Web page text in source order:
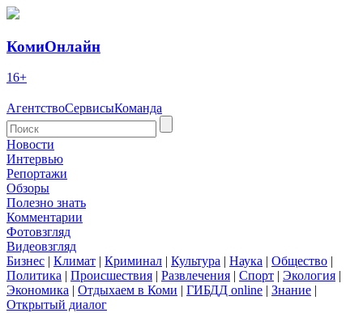
КомиОнлайн
16+
АгентствоСервисыКоманда
Новости
Интервью
Репортажи
Обзоры
Полезно знать
Комментарии
Фотовзгляд
Видеовзгляд
Бизнес | Климат | Криминал | Культура | Наука | Общество |
Политика | Происшествия | Развлечения | Спорт | Экология |
Экономика | Отдыхаем в Коми | ГИБДД online | Знание |
Открытый диалог